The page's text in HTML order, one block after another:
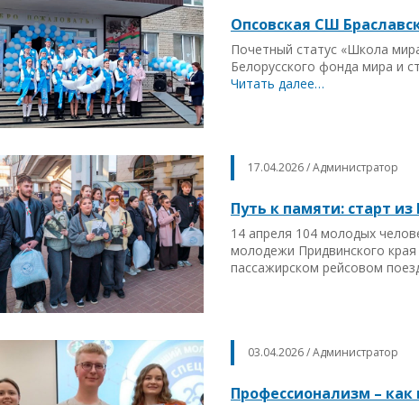
Опсовская СШ
Почетный статус «Школа
Белорусского фонда мира и
Читать далее…
17.04.2026 / Администратор
Путь к памяти: старт из
14 апреля 104 молодых
молодежи Придвинского
пассажирском рейсовом
03.04.2026 / Администратор
Профессионализм –